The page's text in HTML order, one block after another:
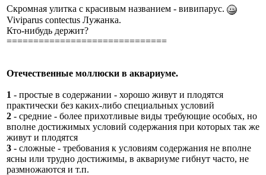
Скромная улитка с красивым названием - вивипарус.
Viviparus contectus Лужанка.
Кто-нибудь держит?
==============================
Отечественные моллюски в аквариуме.
1 - простые в содержании - хорошо живут и плодятся
практически без каких-либо специальных условий
2 - средние - более прихотливые виды требующие особых, но
вполне достижимых условий содержания при которых так же
живут и плодятся
3 - сложные - требования к условиям содержания не вполне
ясны или трудно достижимы, в аквариуме гибнут часто, не
размножаются и т.п.